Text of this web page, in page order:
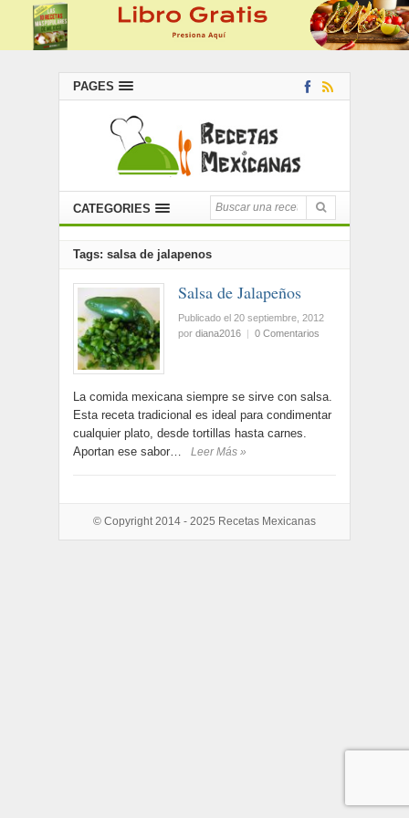
PAGES
CATEGORIES
Tags: salsa de jalapenos
Salsa de Jalapeños
Publicado el 20 septiembre, 2012
por diana2016 | 0 Comentarios
La comida mexicana siempre se sirve con salsa.
Esta receta tradicional es ideal para condimentar
cualquier plato, desde tortillas hasta carnes.
Aportan ese sabor…
Leer Más »
© Copyright 2014 - 2025 Recetas Mexicanas